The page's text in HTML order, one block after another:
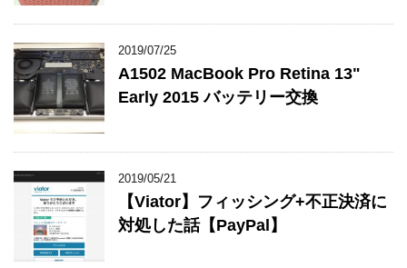
2019/07/25
A1502 MacBook Pro Retina 13"
Early 2015 バッテリー交換
2019/05/21
【Viator】フィッシング+不正決済に
対処した話【PayPal】